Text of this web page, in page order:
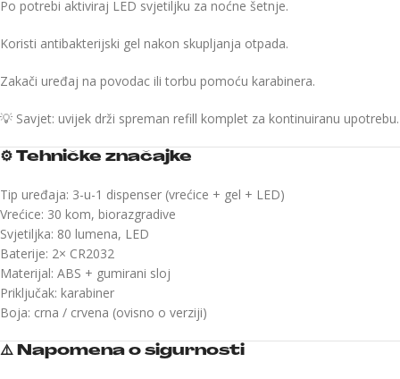
Po potrebi aktiviraj LED svjetiljku za noćne šetnje.
Koristi antibakterijski gel nakon skupljanja otpada.
Zakači uređaj na povodac ili torbu pomoću karabinera.
💡 Savjet: uvijek drži spreman refill komplet za kontinuiranu upotrebu.
⚙️ Tehničke značajke
Tip uređaja: 3-u-1 dispenser (vrećice + gel + LED)
Vrećice: 30 kom, biorazgradive
Svjetiljka: 80 lumena, LED
Baterije: 2× CR2032
Materijal: ABS + gumirani sloj
Priključak: karabiner
Boja: crna / crvena (ovisno o verziji)
⚠️ Napomena o sigurnosti